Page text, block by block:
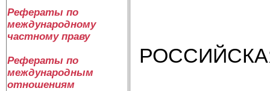
Рефераты по
международному
частному праву
Рефераты по
международным
отношениям